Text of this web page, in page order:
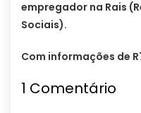
empregador na Rais
Sociais).
Com informações de
1 Comentário